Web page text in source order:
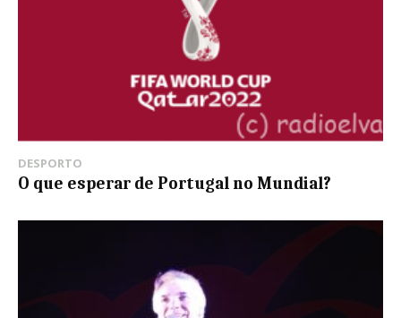
DESPORTO
O que esperar de Portugal no Mundial?